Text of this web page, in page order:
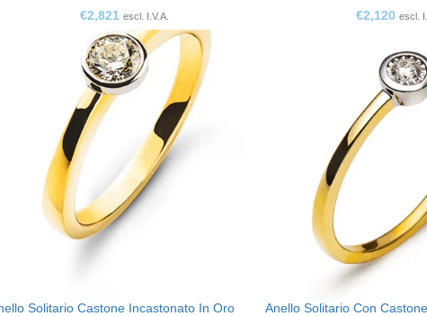
€2,821 escl. I.V.A. €2,120 escl.
Solitario Castone Incastonato In Oro
Anello Solitario Con